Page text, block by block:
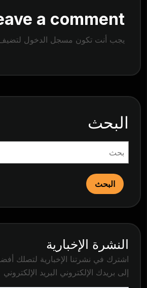
a comment
يجب أنت تكون مسجل الدخول لتضيف
البحث
البحث
النشرة الإخبارية
اشترك في نشرتنا الإخبارية لتصلك
إلى بريدك الإلكتروني البريد الإلكتروني